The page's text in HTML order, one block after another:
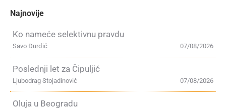
Najnovije
Ko nameće selektivnu pravdu
07/08/2026
Savo Đurđić
Poslednji let za Čipuljić
07/08/2026
Ljubodrag Stojadinović
Oluja u Beogradu